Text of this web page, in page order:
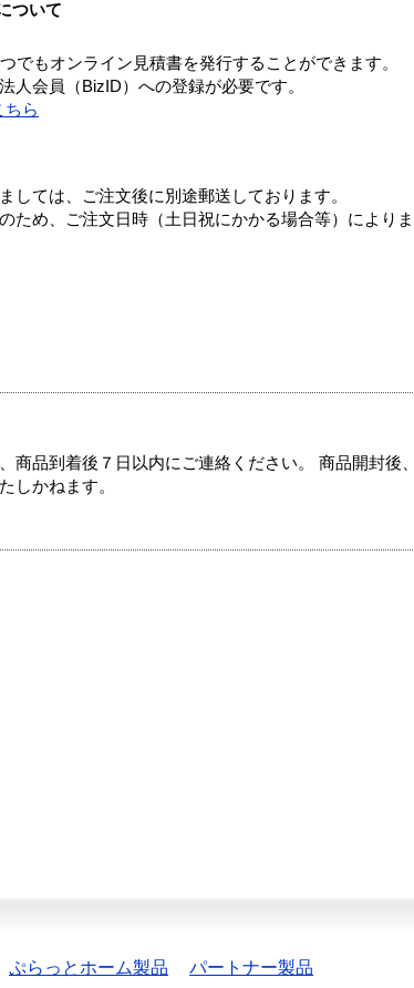
ついて
でもオンライン見積書を発行することができます。
会員（BizID）への登録が必要です。
ちら
しては、ご注文後に別途郵送しております。
ため、ご注文日時（土日祝にかかる場合等）により
商品到着後７日以内にご連絡ください。 商品開封後
しかねます。
ぷらっとホーム製品 パートナー製品